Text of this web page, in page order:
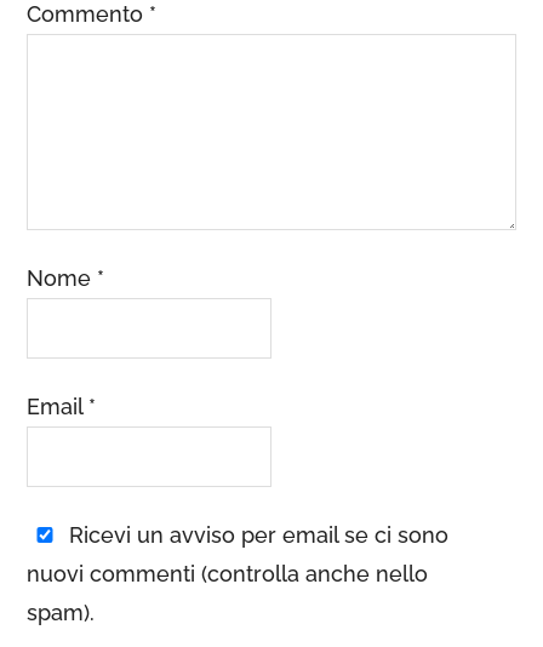
Commento *
Nome *
Email *
Ricevi un avviso per email se ci sono
nuovi commenti (controlla anche nello
spam).